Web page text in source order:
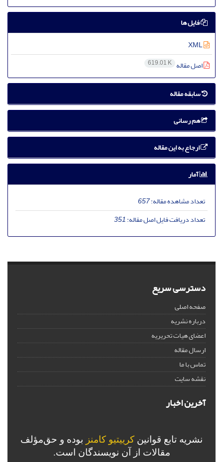
فایل ها
اصل مقاله 619.01 K
سابقه مقاله
هم رسانی
ارجاع به این مقاله
آمار
تعداد مشاهده مقاله:657
تعداد دریافت فایل اصل مقاله:351
دسترسی سریع
صفحه اصلی
درباره نشریه
اعضای هیات تحریریه
ارسال مقاله
تماس با ما
نقشه سایت
آخرین اخبار
نشریه تابع قوانین کرییتیو کامنز بوده و حق‌مؤلف
مقالات از آن نویسندگان است.